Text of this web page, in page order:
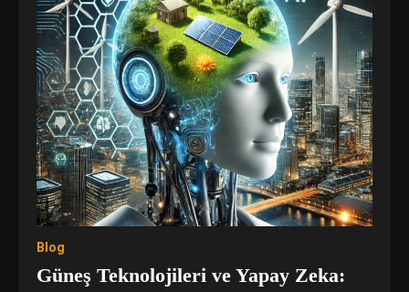
Blog
Güneş Teknolojileri ve Yapay Zeka: